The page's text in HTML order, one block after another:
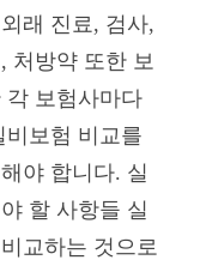
래 진료, 검사,
처방약 또한 보
각 보험사마다
비보험 비교를
야 합니다. 실
할 사항들 실
교하는 것으로